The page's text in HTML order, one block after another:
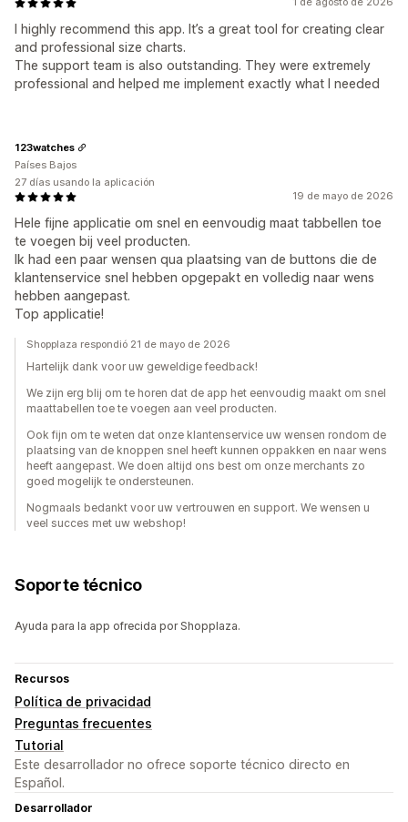
I highly recommend this app. It’s a great tool for creating clear
and professional size charts.
The support team is also outstanding. They were extremely
professional and helped me implement exactly what I needed
19 de mayo de 2026
Hele fijne applicatie om snel en eenvoudig maat tabbellen toe
te voegen bij veel producten.
Ik had een paar wensen qua plaatsing van de buttons die de
klantenservice snel hebben opgepakt en volledig naar wens
hebben aangepast.
Top applicatie!
123watches
Países Bajos
27 días usando la aplicación
Shopplaza respondió 21 de mayo de 2026
Hartelijk dank voor uw geweldige feedback!
We zijn erg blij om te horen dat de app het eenvoudig maakt om snel
maattabellen toe te voegen aan veel producten.
Ook fijn om te weten dat onze klantenservice uw wensen rondom de
plaatsing van de knoppen snel heeft kunnen oppakken en naar wens
heeft aangepast. We doen altijd ons best om onze merchants zo
goed mogelijk te ondersteunen.
Nogmaals bedankt voor uw vertrouwen en support. We wensen u
veel succes met uw webshop!
Soporte técnico
Ayuda para la app ofrecida por Shopplaza.
Recursos
Política de privacidad
Preguntas frecuentes
Tutorial
Este desarrollador no ofrece soporte técnico directo en
Español.
Desarrollador